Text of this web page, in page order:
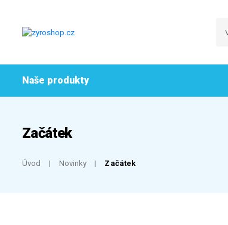
Naše produkty
Začátek
Úvod Novinky Začátek